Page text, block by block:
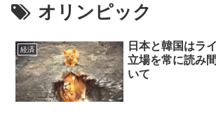
オリンピック
経済
日本と韓国はラ
立場を常に読み
いて